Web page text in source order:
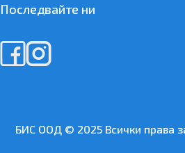
Последвайте ни
БИС ООД © 2025 Всички права